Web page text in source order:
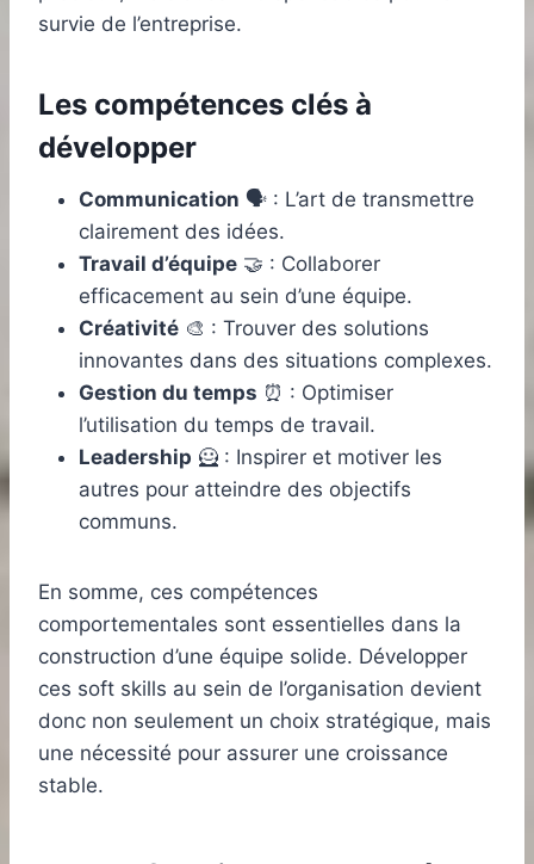
survie de l’entreprise.
Les compétences clés à
développer
Communication 🗣️ : L’art de transmettre
clairement des idées.
Travail d’équipe 🤝 : Collaborer
efficacement au sein d’une équipe.
Créativité 🎨 : Trouver des solutions
innovantes dans des situations complexes.
Gestion du temps ⏰ : Optimiser
l’utilisation du temps de travail.
Leadership 🦸 : Inspirer et motiver les
autres pour atteindre des objectifs
communs.
En somme, ces compétences
comportementales sont essentielles dans la
construction d’une équipe solide. Développer
ces soft skills au sein de l’organisation devient
donc non seulement un choix stratégique, mais
une nécessité pour assurer une croissance
stable.